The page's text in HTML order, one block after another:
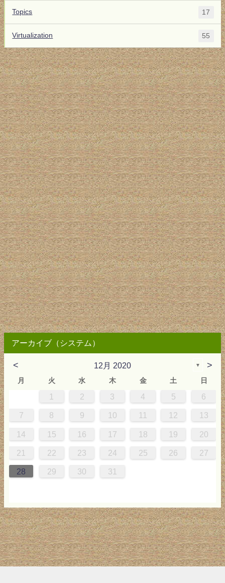
Topics 17
Virtualization 55
アーカイブ（システム）
< 12月 2020 ▼ >
月 火 水 木 金 土 日
1 2 3 4 5 6
7 8 9 10 11 12 13
14 15 16 17 18 19 20
21 22 23 24 25 26 27
28 29 30 31